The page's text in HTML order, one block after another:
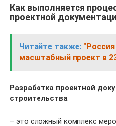
Как выполняется
проектной
Читайте также:
масштабный проект в
Разработка проектной
строительства
– это сложный комплекс